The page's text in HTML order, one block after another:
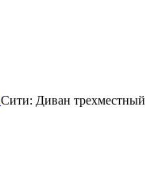
Сити: Диван трехместный